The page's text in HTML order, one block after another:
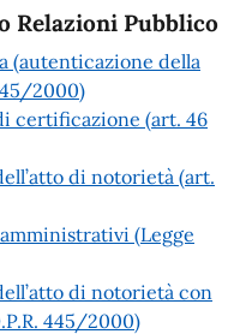
Relazioni Pubblico
(autenticazione della
2000)
certificazione (art. 46
di notorietà (art.
(Legge
di notorietà con
445/2000)